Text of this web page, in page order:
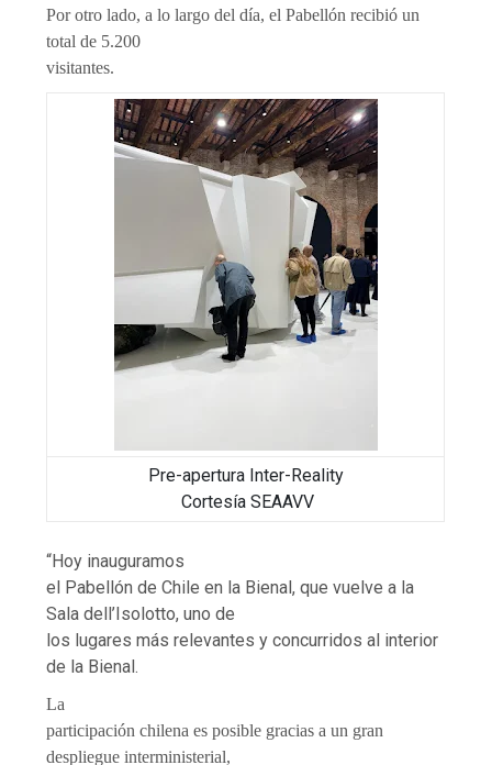
Por otro lado, a lo largo del día, el Pabellón recibió un
total de 5.200
visitantes.
Pre-apertura Inter-Reality
Cortesía SEAAVV
“Hoy inauguramos
el Pabellón de Chile en la Bienal, que vuelve a la
Sala dell’Isolotto, uno de
los lugares más relevantes y concurridos al interior
de la Bienal.
La
participación chilena es posible gracias a un gran
despliegue interministerial,